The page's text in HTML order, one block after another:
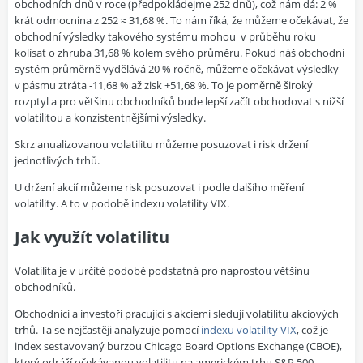
obchodních dnů v roce (předpokládejme 252 dnů), což nám dá: 2 %
krát odmocnina z 252 ≈ 31,68 %. To nám říká, že můžeme očekávat, že
obchodní výsledky takového systému mohou v průběhu roku
kolísat o zhruba 31,68 % kolem svého průměru. Pokud náš obchodní
systém průměrně vydělává 20 % ročně, můžeme očekávat výsledky
v pásmu ztráta -11,68 % až zisk +51,68 %. To je poměrně široký
rozptyl a pro většinu obchodníků bude lepší začít obchodovat s nižší
volatilitou a konzistentnějšími výsledky.
Skrz anualizovanou volatilitu můžeme posuzovat i risk držení
jednotlivých trhů.
U držení akcií můžeme risk posuzovat i podle dalšího měření
volatility. A to v podobě indexu volatility VIX.
Jak využít volatilitu
Volatilita je v určité podobě podstatná pro naprostou většinu
obchodníků.
Obchodníci a investoři pracující s akciemi sledují volatilitu akciových
trhů. Ta se nejčastěji analyzuje pomocíindexu volatility VIX, což je
index sestavovaný burzou Chicago Board Options Exchange (CBOE),